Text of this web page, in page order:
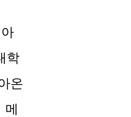
학
온
메